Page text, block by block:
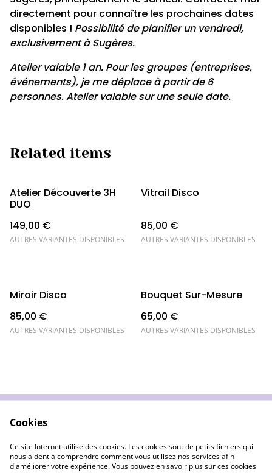
directement pour connaître les prochaines dates
disponibles ! Possibilité de planifier un vendredi,
exclusivement à Sugères.
Atelier valable 1 an. Pour les groupes (entreprises,
événements), je me déplace à partir de 6
personnes. Atelier valable sur une seule date.
Related items
Atelier Découverte 3H
DUO
149,00 €
AUTRES VARIANTES DISPONIBLES
Vitrail Disco
85,00 €
AUTRES VARIANTES DISPONIBLES
Miroir Disco
85,00 €
AUTRES VARIANTES DISPONIBLES
Bouquet Sur-Mesure
65,00 €
AUTRES VARIANTES DISPONIBLES
LIvraison & Retours
Confidentialité
Cookies
Cookies
Ce site Internet utilise des cookies. Les cookies sont de petits fichiers qui
nous aident à comprendre comment vous utilisez nos services afin
d'améliorer votre expérience. Vous pouvez en savoir plus sur ces cookies